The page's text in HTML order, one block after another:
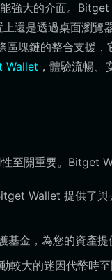
強大的介面。
還是透過桌面瀏
塊鏈的整合支援
Wallet ，體驗流暢、
至關重要。Bitget
Wallet 提供了
金，為您的資產提
較大的迷因代幣時